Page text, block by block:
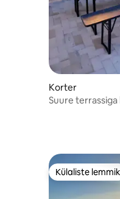
Korter
Suure
Külaliste lemmik
Külaliste lemmik